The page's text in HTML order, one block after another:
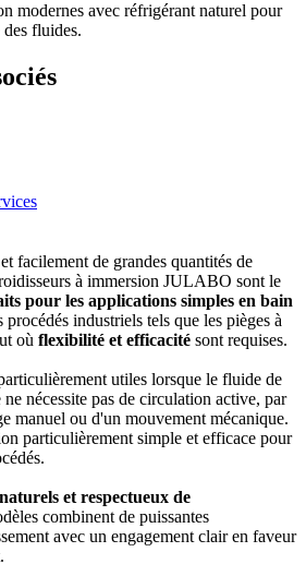
modernes avec réfrigérant naturel pour
fluides.
facilement de grandes quantités de
à immersion JULABO sont le
pour les applications simples en bain
procédés industriels tels que les pièges à
où flexibilité et efficacité sont requises.
utiles lorsque le fluide de
nécessite pas de circulation active, par
manuel ou d'un mouvement mécanique.
particulièrement simple et efficace pour
et respectueux de
combinent de puissantes
avec un engagement clair en faveur